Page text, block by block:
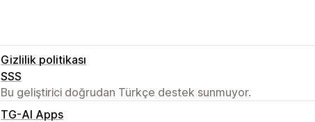
Gizlilik politikası
SSS
Bu geliştirici doğrudan Türkçe destek sunmuyor.
TG-AI Apps